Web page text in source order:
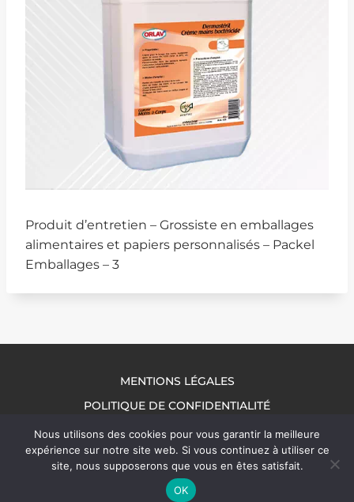
Produit d’entretien – Grossiste en emballages
alimentaires et papiers personnalisés – Packel
Emballages – 3
MENTIONS LÉGALES
POLITIQUE DE CONFIDENTIALITÉ
NOUS CONTACTER
Nous utilisons des cookies pour vous garantir la meilleure
expérience sur notre site web. Si vous continuez à utiliser ce
site, nous supposerons que vous en êtes satisfait.
OK